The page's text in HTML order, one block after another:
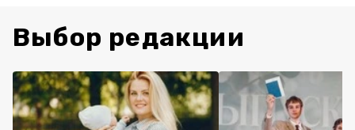
Выбор редакции